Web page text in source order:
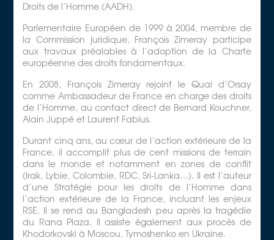
Droits de l’Homme (AADH).
Parlementaire Européen de 1999 à 2004, membre de
la Commission juridique, François Zimeray participe
aux travaux préalables à l’adoption de la Charte
européenne des droits fondamentaux.
En 2008, François Zimeray rejoint le Quai d’Orsay
comme Ambassadeur de France en charge des droits
de l’Homme, au contact direct de Bernard Kouchner,
Alain Juppé et Laurent Fabius.
Durant cinq ans, au cœur de l’action extérieure de la
France, il accomplit plus de cent missions de terrain
dans le monde et notamment en zones de conflit
(Irak, Lybie, Colombie, RDC, Sri-Lanka…). Il est l’auteur
d’une Stratégie pour les droits de l’Homme dans
l’action extérieure de la France, incluant les enjeux
RSE. Il se rend au Bangladesh peu après la tragédie
du Rana Plaza. Il assiste également aux procès de
Khodorkovski à Moscou, Tymoshenko en Ukraine.